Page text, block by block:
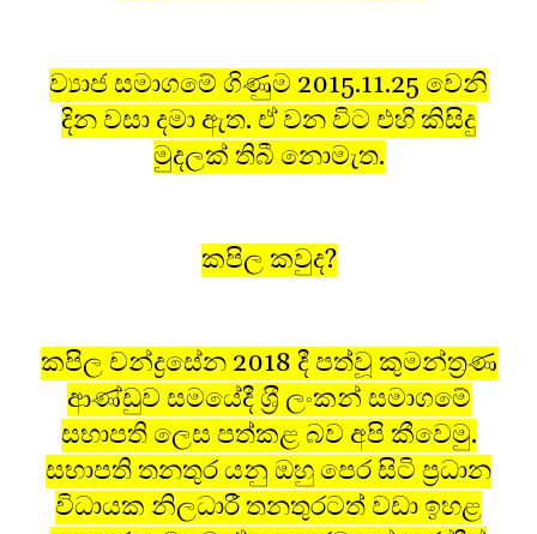
ව්‍යාජ සමාගමේ ගිණුම 2015.11.25 වෙනි
දින වසා දමා ඇත. ඒ වන විට එහි කිසිදු
මුදලක් තිබී නොමැත.
කපිල කවුද?
කපිල චන්ද්‍රසේන 2018 දී පත්වූ කුමන්ත‍්‍රණ
ආණ්ඩුව සමයේදී ශ‍්‍රී ලංකන් සමාගමේ
සභාපති ලෙස පත්කළ බව අපි කීවෙමු.
සභාපති තනතුර යනු ඔහු පෙර සිටි ප‍්‍රධාන
විධායක නිලධාරී තනතුරටත් වඩා ඉහළ